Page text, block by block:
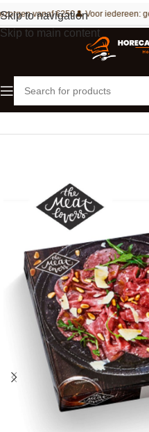
Skip to navigation
Skip to main content
vanaf €250👤 Voor iedereen:
Home Vlees Rundvlees